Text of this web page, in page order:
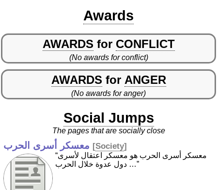
Awards
AWARDS for CONFLICT
(No awards for conflict)
AWARDS for ANGER
(No awards for anger)
Social Jumps
The pages that are socially close
معسكر أسرى الحرب [Society]
“معسكر أسرى الحرب هو معسكر اعتقال لأسرى
دول عدوة خلال الحرب …”